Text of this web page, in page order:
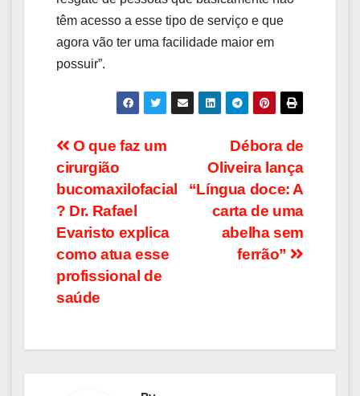
têm acesso a esse tipo de serviço e que
agora vão ter uma facilidade maior em
possuir”.
Navegação
de
Post
Débora de
Oliveira lança
“Língua doce: A
carta de uma
abelha sem
ferrão”
O que faz um
cirurgião
bucomaxilofacial
? Dr. Rafael
Evaristo explica
como atua esse
profissional de
saúde